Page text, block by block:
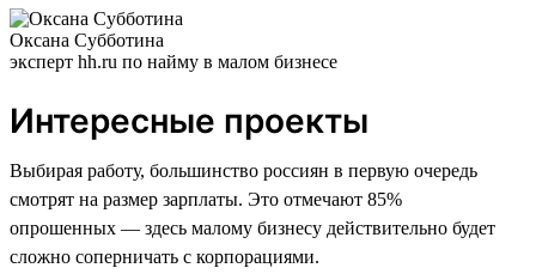
Оксана Субботина
эксперт hh.ru по найму в малом бизнесе
Интересные проекты
Выбирая работу, большинство россиян в первую очередь
смотрят на размер зарплаты. Это отмечают 85%
опрошенных — здесь малому бизнесу действительно будет
сложно соперничать с корпорациями.